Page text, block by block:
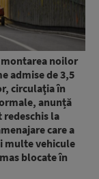
montarea noilor
admise de 3,5
circulaţia în
anunță
la
care a
multe vehicule
blocate în